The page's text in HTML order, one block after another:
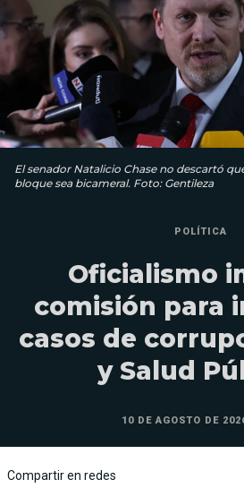
El senador Natalicio Chase no descartó
bloque sea bicameral. Foto: Gentileza
POLÍTICA
Oficialismo
comisión para
casos de
y Salud
10 DE AGOSTO DE
Compartir en redes